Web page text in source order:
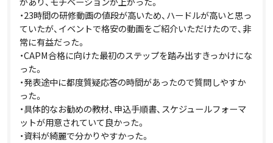
・23時間の研修動画の値段が高いため、ハードルが高いと思っ
ていたが、イベントで格安の動画をご紹介いただけたので、非
常に有益だった。
・CAPM合格に向けた最初のステップを踏み出すきっかけにな
った。
・発表途中に都度質疑応答の時間があったので質問しやすか
った。
・具体的なお勧めの教材、申込手順書、スケジュールフォーマ
ットが用意されていて良かった。
・資料が綺麗で分かりやすかった。